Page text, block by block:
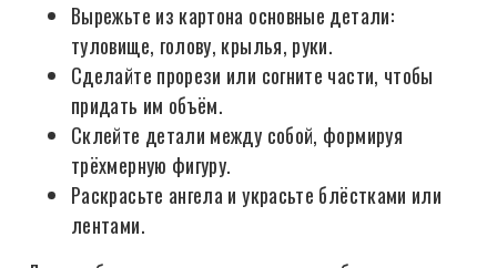
Вырежьте из картона основные детали:
туловище, голову, крылья, руки.
Сделайте прорези или согните части, чтобы
придать им объём.
Склейте детали между собой, формируя
трёхмерную фигуру.
Раскрасьте ангела и украсьте блёстками или
лентами.